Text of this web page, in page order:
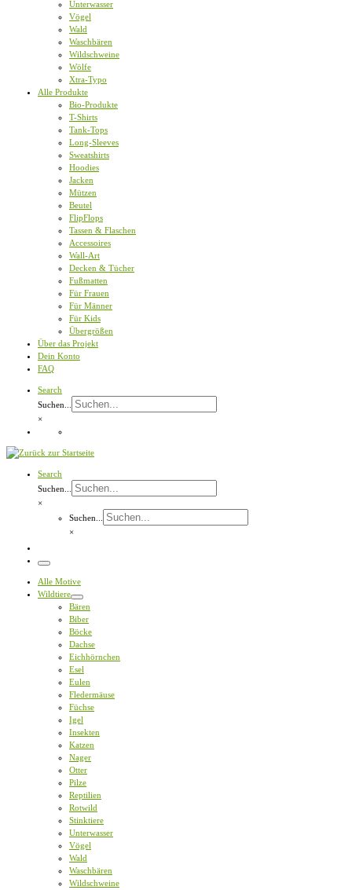
Unterwasser
Vögel
Wald
Waschbären
Wildschweine
Wölfe
Xtra-Typo
Alle Produkte
Bio-Produkte
T-Shirts
Tank-Tops
Long-Sleeves
Sweatshirts
Hoodies
Jacken
Mützen
Beutel
FlipFlops
Tassen & Flaschen
Accessoires
Wall-Art
Decken & Tücher
Fußmatten
Für Frauen
Für Männer
Für Kids
Übergrößen
Über das Projekt
Dein Konto
FAQ
Search
Suchen...
×
Search
Suchen...
×
Suchen...
×
Menü
Alle Motive
Wildtiere
Bären
Biber
Böcke
Dachse
Eichhörnchen
Esel
Eulen
Fledermäuse
Füchse
Igel
Insekten
Katzen
Nager
Otter
Pilze
Reptilien
Rotwild
Stinktiere
Unterwasser
Vögel
Wald
Waschbären
Wildschweine